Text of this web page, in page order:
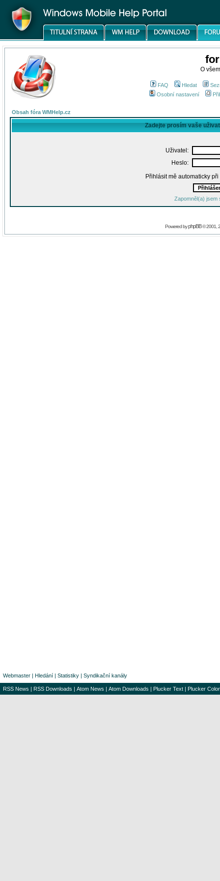
O
FAQ Hledat
Osobní nastavení
Obsah fóra WMHelp.cz
Zadejte prosím vaše
Uživatel:
Heslo:
Přihlásit mě automaticky
Zapomněl(a) jsem
Powered byphpBB© 2001,
Webmaster | Hledání | Statistiky | Syndikační kanály
RSS News | RSS Downloads | Atom News | Atom Downloads | Plucker Text | Plucker Color